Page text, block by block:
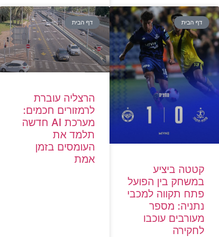
דף הבית
קטטה ביציע
במשחק בין הפועל
פתח תקווה למכבי
נתניה: מספר
מעורבים עוכבו
לחקירה
דף הבית
הרצליה עוברת
לרמזורים חכמים:
מערכת AI חדשה
תלמד את
העומסים בזמן
אמת